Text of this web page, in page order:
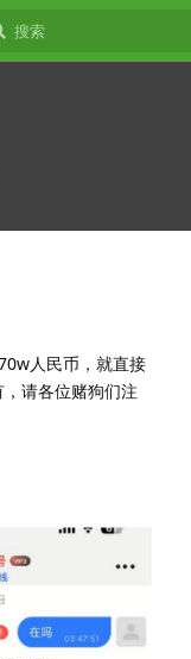
人民币，就直接
请各位赌狗们注